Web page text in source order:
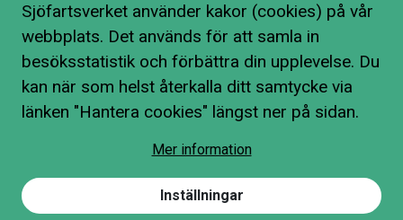
Sjöfartsverket använder kakor (cookies) på vår
webbplats. Det används för att samla in
besöksstatistik och förbättra din upplevelse. Du
kan när som helst återkalla ditt samtycke via
länken "Hantera cookies" längst ner på sidan.
Mer information
Inställningar